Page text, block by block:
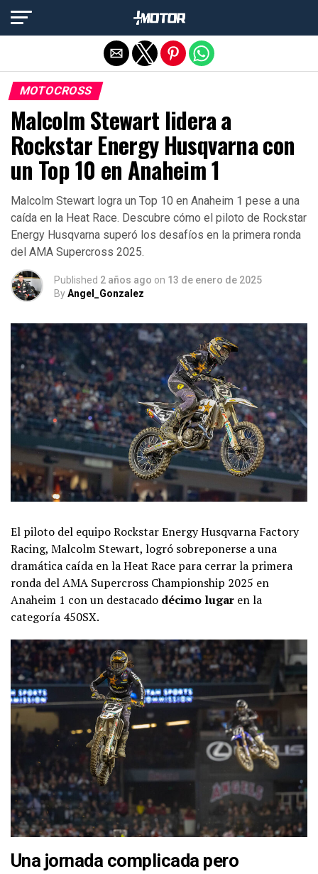
MOTOCROSS
Malcolm Stewart lidera a
Rockstar Energy Husqvarna con
un Top 10 en Anaheim 1
Malcolm Stewart logra un Top 10 en Anaheim 1 pese a una
caída en la Heat Race. Descubre cómo el piloto de Rockstar
Energy Husqvarna superó los desafíos en la primera ronda
del AMA Supercross 2025.
Published 2 años ago on 13 de enero de 2025
ByAngel_Gonzalez
El piloto del equipo Rockstar Energy Husqvarna Factory
Racing, Malcolm Stewart, logró sobreponerse a una
dramática caída en la Heat Race para cerrar la primera
ronda del AMA Supercross Championship 2025 en
Anaheim 1 con un destacado décimo lugar en la
categoría 450SX.
Una jornada complicada pero
Salir de la versión móvil